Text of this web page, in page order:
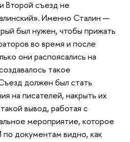
Второй съезд не
Именно Сталин —
был нужен, чтобы прижать
во время и после
они распоясались на
такое
должен был стать
на писателей, накрыть их
вывод, работая с
мероприятие, которое
по документам видно, как